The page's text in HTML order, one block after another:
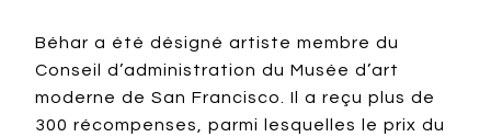
Béhar a été désigné artiste membre du
Conseil d’administration du Musée d’art
moderne de San Francisco. Il a reçu plus de
300 récompenses, parmi lesquelles le prix du